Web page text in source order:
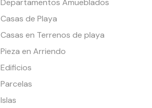
Departamentos Amueblados
Casas de Playa
Casas en Terrenos de playa
Pieza en Arriendo
Edificios
Parcelas
Islas